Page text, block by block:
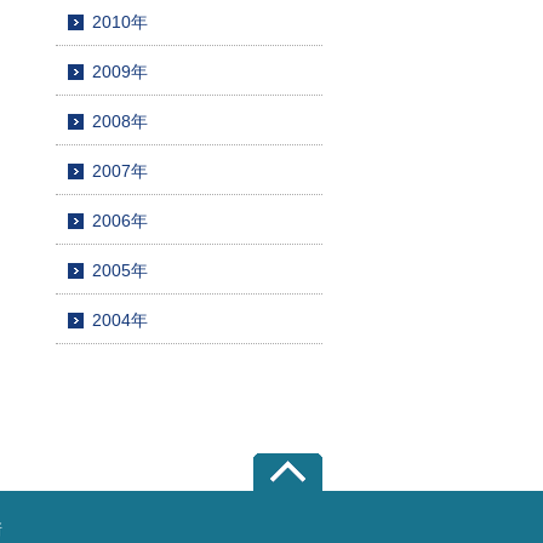
2010年
2009年
2008年
2007年
2006年
2005年
2004年